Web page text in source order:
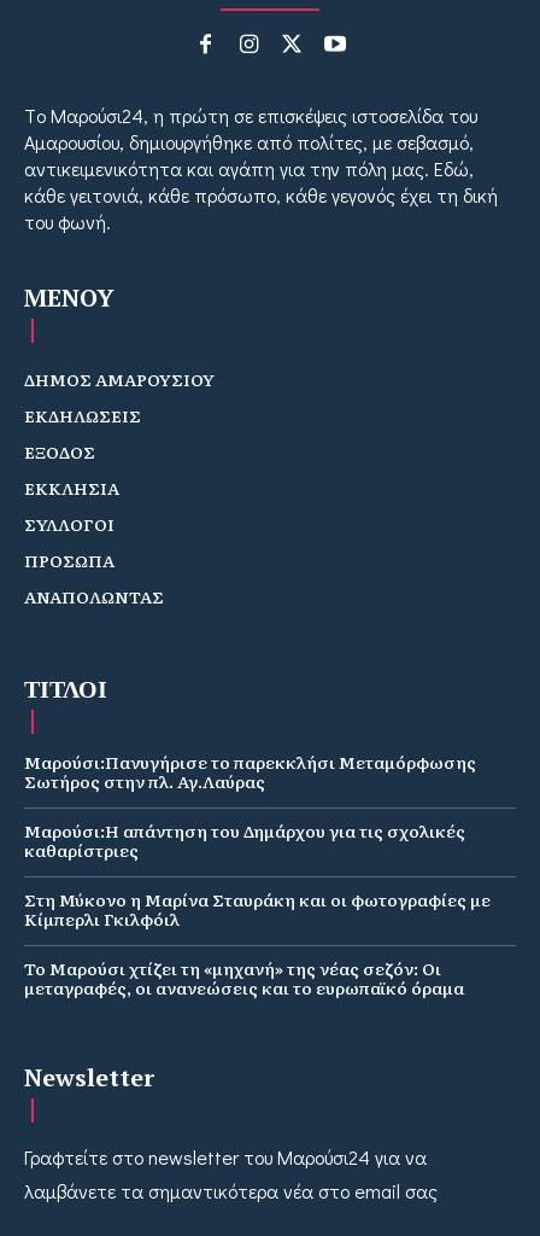
Tο Μαρούσι24, η πρώτη σε επισκέψεις ιστοσελίδα του
Αμαρουσίου, δημιουργήθηκε από πολίτες, με σεβασμό,
αντικειμενικότητα και αγάπη για την πόλη μας. Εδώ,
κάθε γειτονιά, κάθε πρόσωπο, κάθε γεγονός έχει τη δική
του φωνή.
MENOY
ΔΗΜΟΣ ΑΜΑΡΟΥΣΙΟΥ
ΕΚΔΗΛΩΣΕΙΣ
ΕΞΟΔΟΣ
ΕΚΚΛΗΣΙΑ
ΣΥΛΛΟΓΟΙ
ΠΡΟΣΩΠΑ
ΑΝΑΠΟΛΩΝΤΑΣ
ΤΙΤΛΟΙ
Μαρούσι:Πανυγήρισε το παρεκκλήσι Μεταμόρφωσης
Σωτήρος στην πλ. Αγ.Λαύρας
Μαρούσι:Η απάντηση του Δημάρχου για τις σχολικές
καθαρίστριες
Στη Μύκονο η Μαρίνα Σταυράκη και οι φωτογραφίες με
Κίμπερλι Γκιλφόιλ
Το Μαρούσι χτίζει τη «μηχανή» της νέας σεζόν: Οι
μεταγραφές, οι ανανεώσεις και το ευρωπαϊκό όραμα
Newsletter
Γραφτείτε στο newsletter του Μαρούσι24 για να
λαμβάνετε τα σημαντικότερα νέα στο email σας